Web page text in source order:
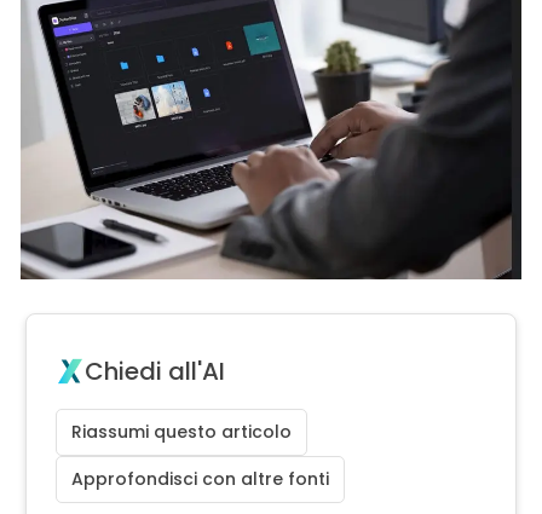
Chiedi all'AI
Riassumi questo articolo
Approfondisci con altre fonti